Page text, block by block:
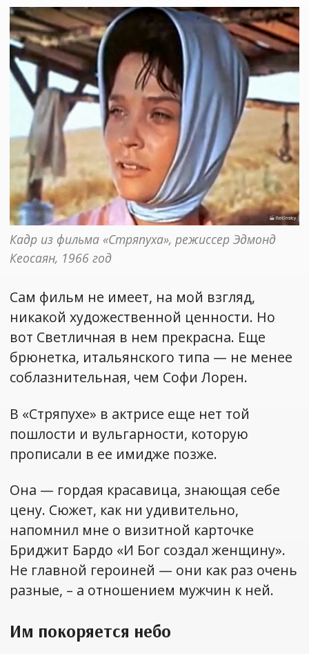
Кадр из фильма «Стряпуха», режиссер Эдмонд
Кеосаян, 1966 год
Сам фильм не имеет, на мой взгляд,
никакой художественной ценности. Но
вот Светличная в нем прекрасна. Еще
брюнетка, итальянского типа — не менее
соблазнительная, чем Софи Лорен.
В «Стряпухе» в актрисе еще нет той
пошлости и вульгарности, которую
прописали в ее имидже позже.
Она — гордая красавица, знающая себе
цену. Сюжет, как ни удивительно,
напомнил мне о визитной карточке
Бриджит Бардо «И Бог создал женщину».
Не главной героиней — они как раз очень
разные, – а отношением мужчин к ней.
Им покоряется небо